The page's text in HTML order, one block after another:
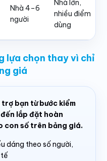
Nhà 4–6
người
Nhà lớn,
nhiều điểm
dùng
lựa chọn thay vì chỉ
giá
bạn từ bước kiểm
lắp đặt hoàn
con số trên bảng giá.
dáng theo số người,